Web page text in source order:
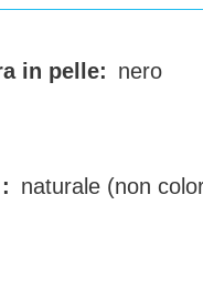
in pelle: nero
naturale (non